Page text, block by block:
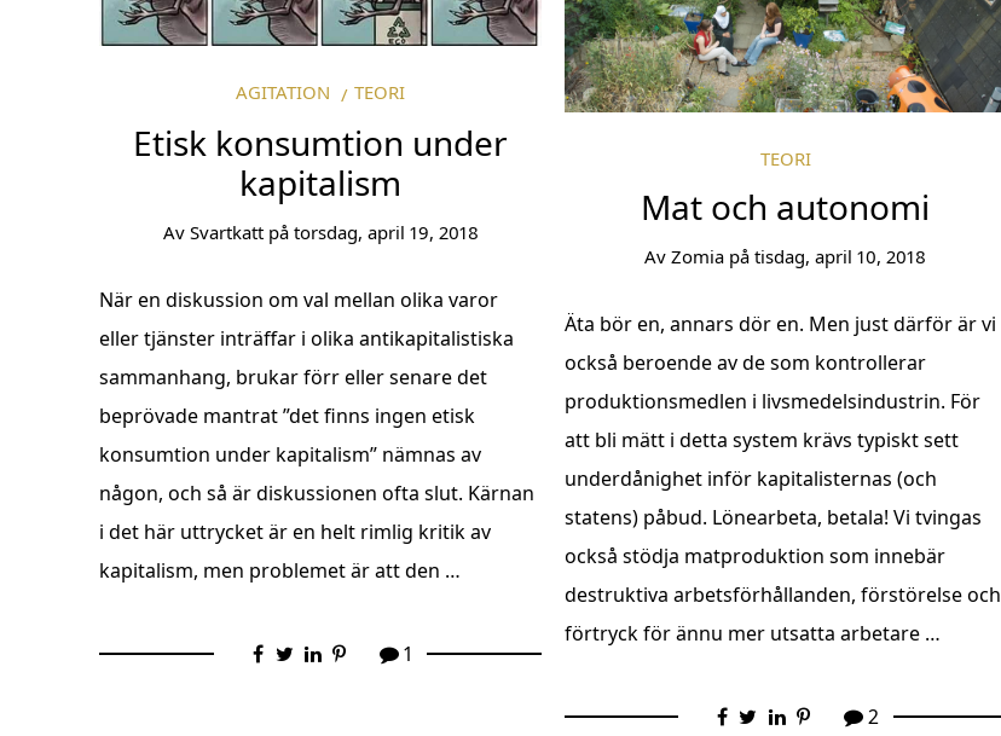
AGITATION TEORI
Etisk konsumtion under
kapitalism
Av Svartkatt på torsdag, april 19, 2018
När en diskussion om val mellan olika varor
eller tjänster inträffar i olika antikapitalistiska
sammanhang, brukar förr eller senare det
beprövade mantrat ”det finns ingen etisk
konsumtion under kapitalism” nämnas av
någon, och så är diskussionen ofta slut. Kärnan
i det här uttrycket är en helt rimlig kritik av
kapitalism, men problemet är att den …
1
TEORI
Mat och autonomi
AvZomia påtisdag, april 10, 2018
Äta bör en, annars dör en. Men just därför är vi
också beroende av de som kontrollerar
produktionsmedlen i livsmedelsindustrin. För
att bli mätt i detta system krävs typiskt sett
underdånighet inför kapitalisternas (och
statens) påbud. Lönearbeta, betala! Vi tvingas
också stödja matproduktion som innebär
destruktiva arbetsförhållanden, förstörelse och
förtryck för ännu mer utsatta arbetare …
2